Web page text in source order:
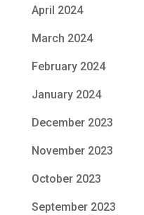
April 2024
March 2024
February 2024
January 2024
December 2023
November 2023
October 2023
September 2023